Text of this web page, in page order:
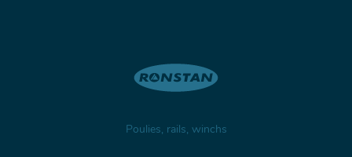
Poulies, rails, winchs